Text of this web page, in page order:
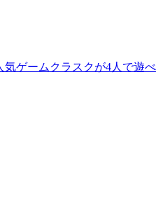
ゲームクラスクが4人で遊